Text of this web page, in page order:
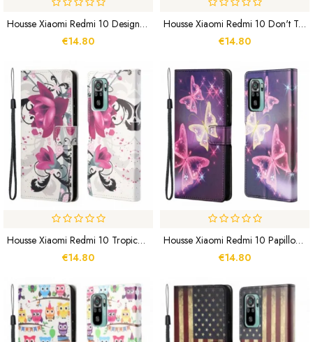
Housse Xiaomi Redmi 10 Design Galaxie
€14.80
Housse Xiaomi Redmi 10 Don't Touch My Cell Phone
€14.80
Housse Xiaomi Redmi 10 Tropical Flowers
€14.80
Housse Xiaomi Redmi 10 Papillons Et Fleurs À Lanière
€14.80